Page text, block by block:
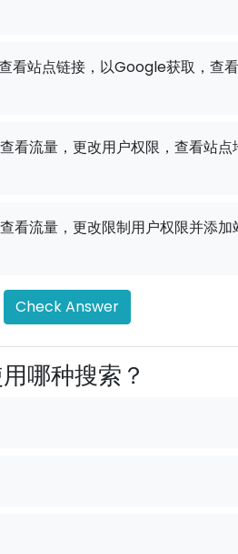
看站点链接，以Google获取，查看
看流量，更改用户权限，查看站点
看流量，更改限制用户权限并添加
Check Answer
哪种搜索？